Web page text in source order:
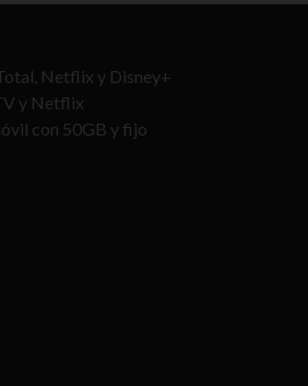
Netflix y Disney+
y Netflix
con 50GB y fijo